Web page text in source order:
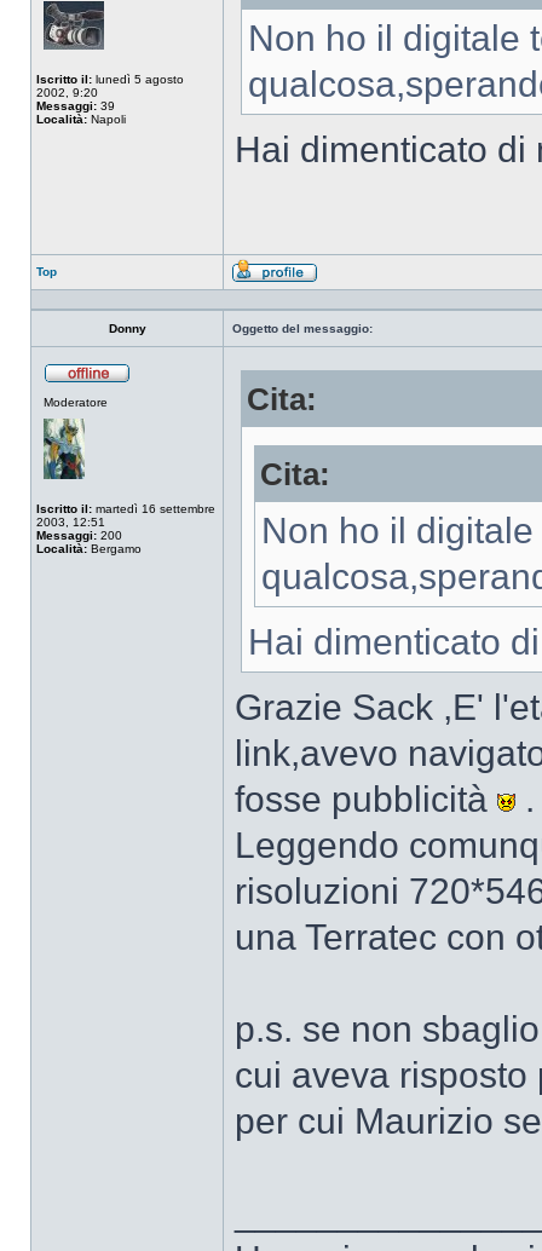
Iscritto il: lunedì 5 agosto
2002, 9:20
Messaggi: 39
Località: Napoli
Non ho il digitale
Hai dimenticato
Top
Profilo
Donny Oggetto del messaggio:
Moderatore
Iscritto il: martedì 16 settembre
2003, 12:51
Messaggi: 200
Località: Bergamo
Cita:
Cita:
Non ho il
Hai dimenticato
Grazie Sack ,E'
link,avevo
fosse pubblicità
.
Leggendo
risoluzioni
una Terratec con
p.s. se non
cui aveva
per cui Maurizio